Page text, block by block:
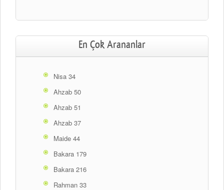
En Çok Arananlar
Nisa 34
Ahzab 50
Ahzab 51
Ahzab 37
Maide 44
Bakara 179
Bakara 216
Rahman 33